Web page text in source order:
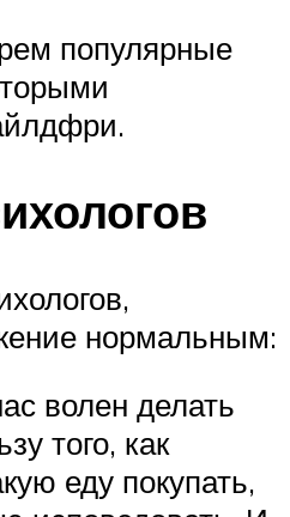
популярные
нормальным:
волен делать
того, как
еду покупать,